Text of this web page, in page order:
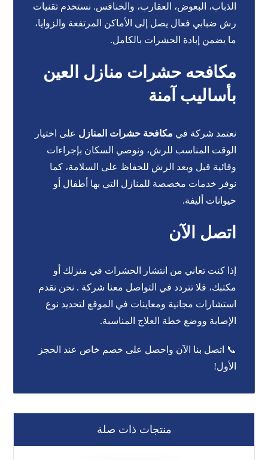
الذباب، البعوض، العقارب، والخنافس. نستخدم تقنيات
رش ضبابي فعال يصل إلى الأماكن المرتفعة والزوايا،
ما يضمن إبادة الحشرات بالكامل.
مكافحه حشرات منازل العين
بأساليب آمنة
نعتمد شركة في مكافحة حشرات المنازل على اختيار
الوقت المناسب للرش، ونوصي السكان بإجراءات
وقائية قبل وبعد الرش للحفاظ على السلامة، كما
نوفر خدمات مخصصة للمنازل التي بها أطفال أو
حيوانات أليفة.
اتصل الآن
إذا كنت تعاني من انتشار الحشرات في منزلك أو
مكتبك، فلا تتردد في التواصل معنا شركة . نحن نقدم
استشارات مجانية ومعاينات في الموقع لتحديد نوع
الإصابة ووضع خطة العلاج المناسبة.
📞 اتصل بنا الآن واحصل على خصم خاص عند الحجز
الأول!
منتجات ذات صلة